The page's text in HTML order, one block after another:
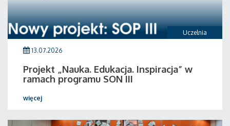
Uczelnia
13.07.2026
Projekt „Nauka. Edukacja. Inspiracja” w
ramach programu SON III
więcej